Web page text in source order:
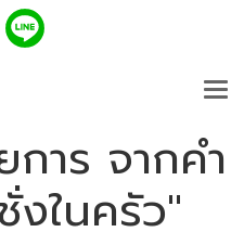
าร จากคำ
งในครัว"